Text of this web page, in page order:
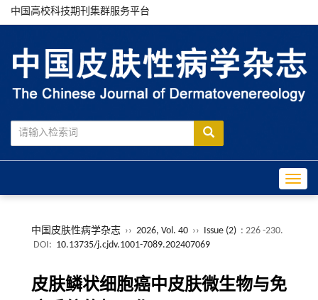
中国高校科技期刊集群服务平台
中国皮肤性病学杂志 ›› 2026, Vol. 40 ›› Issue (2) : 226 -230.
DOI: 10.13735/j.cjdv.1001-7089.202407069
皮肤鳞状细胞癌中皮肤微生物与免